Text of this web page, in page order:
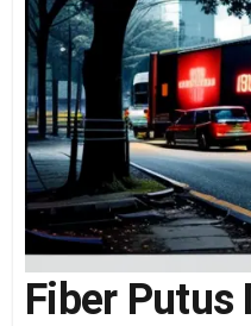
Fiber Putus